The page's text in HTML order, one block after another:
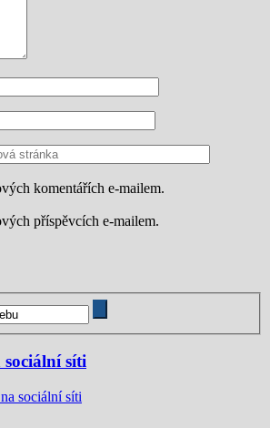
komentářích e-mailem.
příspěvcích e-mailem.
sociální síti
sociální síti